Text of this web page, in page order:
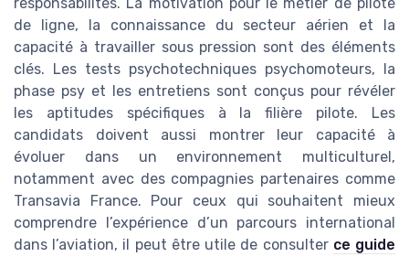
de ligne, la connaissance du secteur aérien et la
capacité à travailler sous pression sont des éléments
clés. Les tests psychotechniques psychomoteurs, la
phase psy et les entretiens sont conçus pour révéler
les aptitudes spécifiques à la filière pilote. Les
candidats doivent aussi montrer leur capacité à
évoluer dans un environnement multiculturel,
notamment avec des compagnies partenaires comme
Transavia France. Pour ceux qui souhaitent mieux
comprendre l’expérience d’un parcours international
dans l’aviation, il peut être utile de consulter ce guide